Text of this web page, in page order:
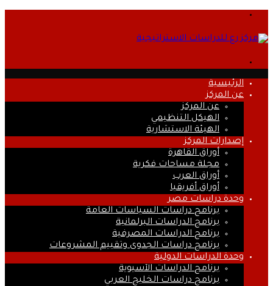
الرئيسية
عن المركز
عن المركز
الهيكل التنظيمي
الهيئة الاستشارية
إصدارات المركز
أوراق القاهرة
مجلة مساحات فكرية
أوراق العرب
أوراق أفريقيا
وحدة دراسات مصر
برنامج دراسات السياسات العامة
برنامج الدراسات البرلمانية
برنامج الدراسات المصرفية
برنامج دراسات الجدوى وتقييم المشروعات
وحدة الدراسات الدولية
برنامج الدراسات الآسيوية
برنامج دراسات الخليج العربي